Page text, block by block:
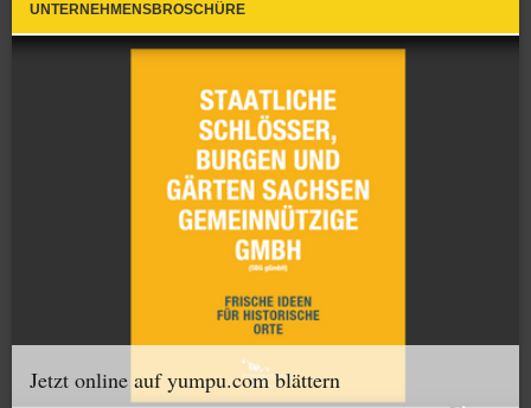
UNTERNEHMENSBROSCHÜRE
Jetzt online auf yumpu.com blättern